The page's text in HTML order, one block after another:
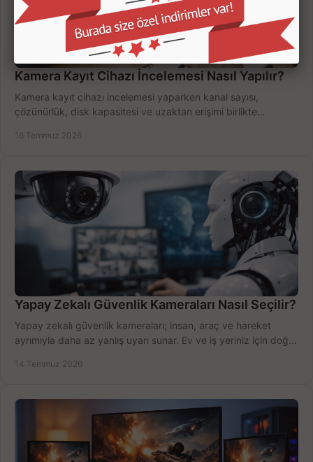
Kamera Kayıt Cihazı İncelemesi Nasıl Yapılır?
Kamera kayıt cihazı incelemesi yaparken kanal sayısı,
çözünürlük, disk kapasitesi ve uzaktan erişimi birlikte
16 Temmuz 2026
Yapay Zekalı Güvenlik Kameraları Nasıl Seçilir?
Yapay zekalı güvenlik kameraları; insan, araç ve hareket
ayrımıyla daha az yanlış uyarı sunar. Ev ve iş yeriniz için doğru
14 Temmuz 2026